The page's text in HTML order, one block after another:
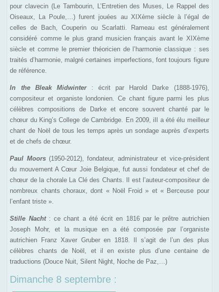
pour clavecin (Le Tambourin, L’Entretien des Muses, Le Rappel des
Oiseaux, La Poule,…) furent jouées au XIXème siècle à l’égal de
celles de Bach, Couperin ou Scarlatti. Rameau est généralement
considéré comme le plus grand musicien français avant le XIXème
siècle et comme le premier théoricien de l’harmonie classique : ses
traités d’harmonie, malgré certaines imperfections, font toujours figure
de référence.
In the Bleak Midwinter: écrit par Harold Darke (1888-1976),
compositeur et organiste londonien. Ce chant figure parmi les plus
célèbres compositions de Darke et encore souvent chanté par le
chœur du King’s College de Cambridge. En 2009, iIl a été élu meilleur
chant de Noël de tous les temps après un sondage auprès d’experts
et de chefs de chœur.
Paul Moors (1950-2012), fondateur, administrateur et vice-président
du mouvement A Cœur Joie Belgique, fut aussi fondateur et chef de
chœur de la chorale La Clé des Chants. Il est l’auteur-compositeur de
nombreux chants choraux, dont « Noël Froid » et « Berceuse pour
l’enfant triste ».
Stille Nacht: ce chant a été écrit en 1816 par le prêtre autrichien
Joseph Mohr, et la musique en a été composée par l’organiste
autrichien Franz Xaver Gruber en 1818. Il s’agit de l’un des plus
célèbres chants de Noël, et il en existe plus d’une centaine de
traductions (Douce Nuit, Silent Night, Noche de Paz,…)
Dimanche 8 septembre :